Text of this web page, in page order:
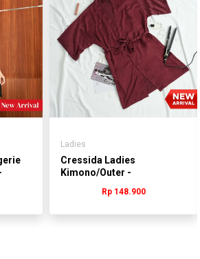
Ladies
Cressida Ladies
Kimono/Outer -
Rp 148.900